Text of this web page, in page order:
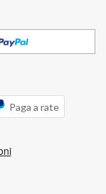
Paga a rate